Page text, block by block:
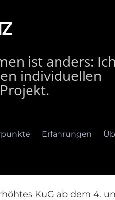
ist anders: Ich
individuellen
Erfahrungen
KuG ab dem 4.